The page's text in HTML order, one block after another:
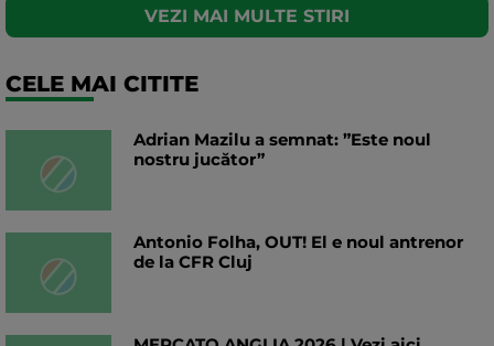
VEZI MAI MULTE STIRI
CELE MAI CITITE
Adrian Mazilu a semnat: ”Este noul
nostru jucător”
Antonio Folha, OUT! El e noul antrenor
de la CFR Cluj